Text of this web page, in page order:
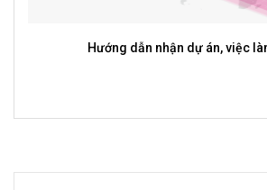
Hướng dẫn nhận dự án, việc